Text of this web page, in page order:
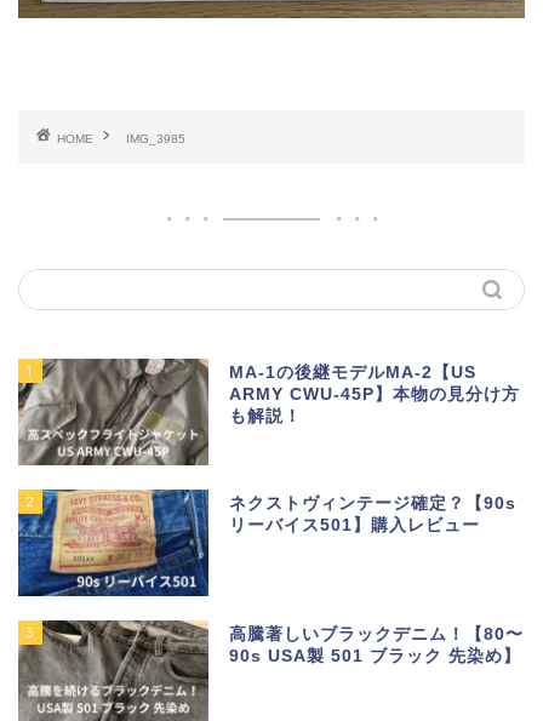
HOME IMG_3985
1
MA-1の後継モデルMA-2【US
ARMY CWU-45P】本物の見分け方
も解説！
2
ネクストヴィンテージ確定？【90s
リーバイス501】購入レビュー
3
高騰著しいブラックデニム！【80〜
90s USA製 501 ブラック 先染め】